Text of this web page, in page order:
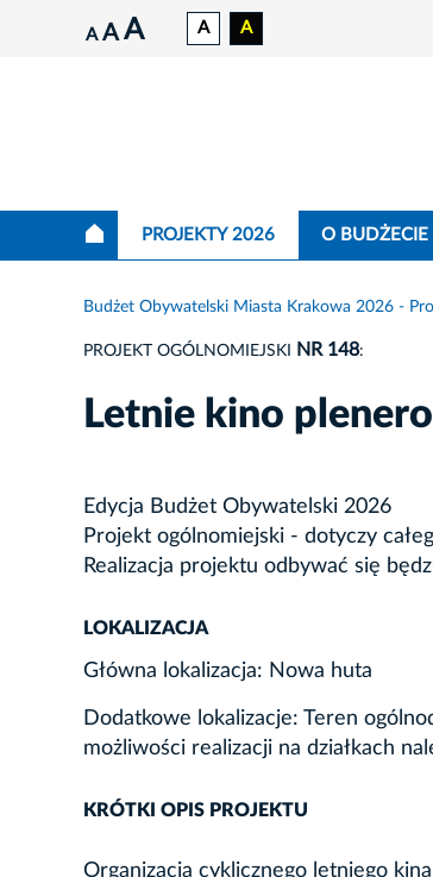
A A A A A
PROJEKTY 2026 O BUDŻECIE
Budżet Obywatelski Miasta Krakowa 2026 -
PROJEKT OGÓLNOMIEJSKI NR 148:
Letnie kino
Edycja Budżet Obywatelski 2026
Projekt ogólnomiejski - dotyczy
Realizacja projektu odbywać się
LOKALIZACJA
Główna lokalizacja: Nowa huta
Dodatkowe lokalizacje: Teren
możliwości realizacji na działkach
KRÓTKI OPIS PROJEKTU
Organizacja cyklicznego letniego